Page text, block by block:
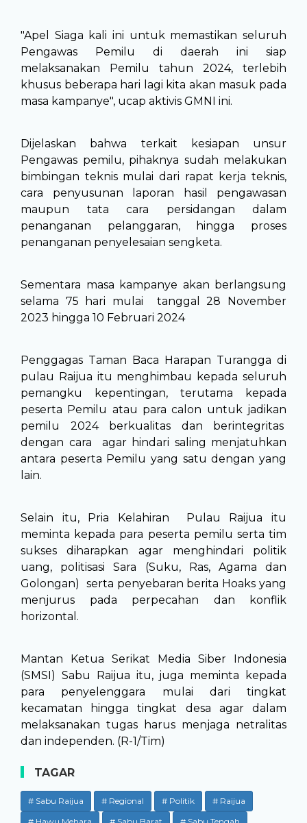
"Apel Siaga kali ini untuk memastikan seluruh
Pengawas Pemilu di daerah ini siap
melaksanakan Pemilu tahun 2024, terlebih
khusus beberapa hari lagi kita akan masuk pada
masa kampanye", ucap aktivis GMNI ini.
Dijelaskan bahwa terkait kesiapan unsur
Pengawas pemilu, pihaknya sudah melakukan
bimbingan teknis mulai dari rapat kerja teknis,
cara penyusunan laporan hasil pengawasan
maupun tata cara persidangan dalam
penanganan pelanggaran, hingga proses
penanganan penyelesaian sengketa.
Sementara masa kampanye akan berlangsung
selama 75 hari mulai tanggal 28 November
2023 hingga 10 Februari 2024
Penggagas Taman Baca Harapan Turangga di
pulau Raijua itu menghimbau kepada seluruh
pemangku kepentingan, terutama kepada
peserta Pemilu atau para calon untuk jadikan
pemilu 2024 berkualitas dan berintegritas
dengan cara agar hindari saling menjatuhkan
antara peserta Pemilu yang satu dengan yang
lain.
Selain itu, Pria Kelahiran Pulau Raijua itu
meminta kepada para peserta pemilu serta tim
sukses diharapkan agar menghindari politik
uang, politisasi Sara (Suku, Ras, Agama dan
Golongan) serta penyebaran berita Hoaks yang
menjurus pada perpecahan dan konflik
horizontal.
Mantan Ketua Serikat Media Siber Indonesia
(SMSI) Sabu Raijua itu, juga meminta kepada
para penyelenggara mulai dari tingkat
kecamatan hingga tingkat desa agar dalam
melaksanakan tugas harus menjaga netralitas
dan independen. (R-1/Tim)
TAGAR
# Sabu Raijua # Regional # Politik
# Raijua
# Hawu Mehara
# Sabu Barat # Sabu Tengah